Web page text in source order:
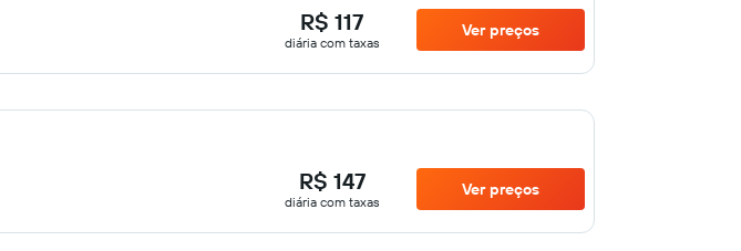
R$ 117
diária com taxas
Ver preços
R$ 147
diária com taxas
Ver preços